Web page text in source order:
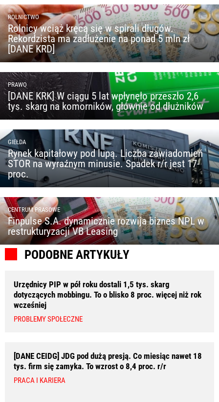
ROLNICTWO
Rolnicy wciąż kręcą się w spirali długów.
Rekordzista ma zadłużenie na ponad 5 mln zł
[DANE KRD]
PRAWO
[DANE KRK] W ciągu 5 lat wpłynęło przeszło 2,6
tys. skarg na komorników, głównie od dłużników
GIEŁDA
Rynek kapitałowy pod lupą. Liczba zawiadomień
STOR na wyraźnym minusie. Spadek r/r jest 17-
proc.
CENTRUM PRASOWE
Finpulse S.A. dynamicznie rozwija biznes NPL w
restrukturyzacji VB Leasing
PODOBNE ARTYKUŁY
Urzędnicy PIP w pół roku dostali 1,5 tys. skarg
dotyczących mobbingu. To o blisko 8 proc. więcej niż rok
wcześniej
PROBLEMY SPOŁECZNE
[DANE CEIDG] JDG pod dużą presją. Co miesiąc nawet 18
tys. firm się zamyka. To wzrost o 8,4 proc. r/r
PRACA I KARIERA